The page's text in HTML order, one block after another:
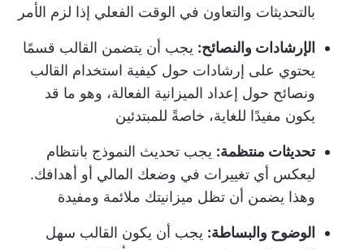
بالتحديثات والتعاون في الوقت الفعلي إذا لزم الأمر
الإرشادات والنصائح: يجب أن يتضمن القالب قسمًا
يحتوي على إرشادات حول كيفية استخدام القالب
ونصائح حول إعداد الميزانية الفعالة، وهو ما قد
يكون مفيدًا للغاية، خاصةً للمبتدئين
تحديثات منتظمة: يجب تحديث النموذج بانتظام
ليعكس أي تغييرات في وضعك المالي أو أهدافك.
وهذا يضمن أن تظل ميزانيتك ملائمة ومفيدة
الوضوح والبساطة: يجب أن يكون القالب سهل